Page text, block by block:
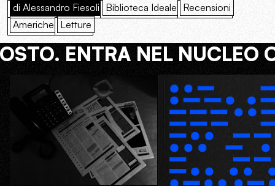
di Alessandro Fiesoli Biblioteca Ideale Recensioni
Americhe Letture
ENTRA NEL NUCLEO